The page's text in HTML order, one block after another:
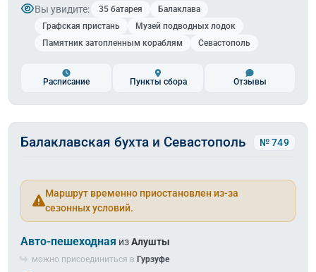
Вы увидите: 35 батарея
Балаклава
Графская пристань
Музей подводных лодок
Памятник затопленным кораблям
Севастополь
Расписание Пункты сбора Отзывы
Балаклавская бухта и Севастополь № 749
Маршрут временно приостановлен из-за
сезонных условий.
Авто-пешеходная изАлушты
можно присоединиться в Гурзуфе